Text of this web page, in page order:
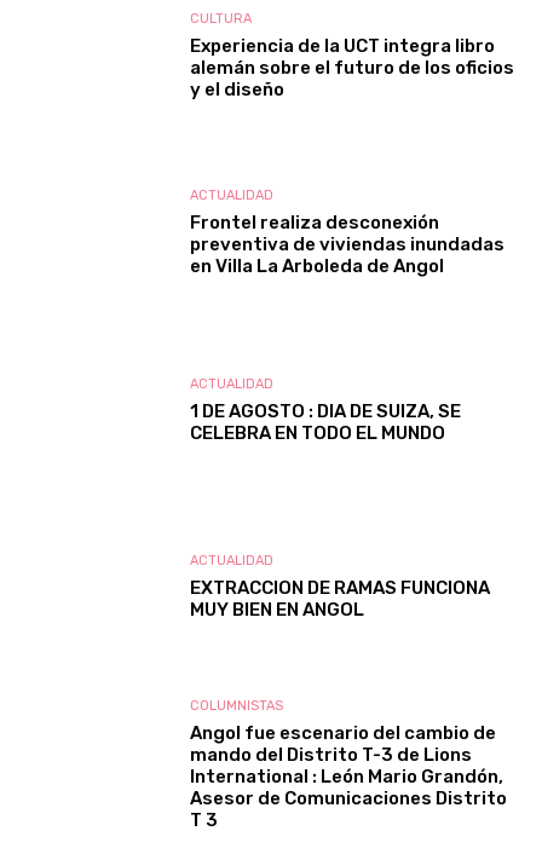
CULTURA
Experiencia de la UCT integra libro
alemán sobre el futuro de los oficios
y el diseño
ACTUALIDAD
Frontel realiza desconexión
preventiva de viviendas inundadas
en Villa La Arboleda de Angol
ACTUALIDAD
1 DE AGOSTO : DIA DE SUIZA, SE
CELEBRA EN TODO EL MUNDO
ACTUALIDAD
EXTRACCION DE RAMAS FUNCIONA
MUY BIEN EN ANGOL
COLUMNISTAS
Angol fue escenario del cambio de
mando del Distrito T-3 de Lions
International : León Mario Grandón,
Asesor de Comunicaciones Distrito
T 3